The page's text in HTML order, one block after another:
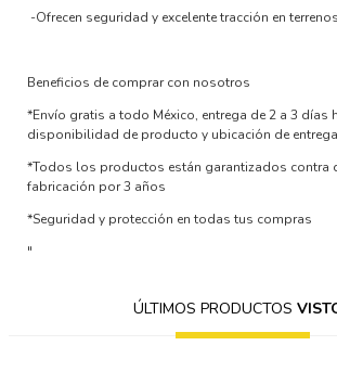
-Ofrecen seguridad y excelente tracción en
Beneficios de comprar con nosotros
*Envío gratis a todo México, entrega de 2 a 3 días
disponibilidad de producto y ubicación de
*Todos los productos están garantizados contra
fabricación por 3 años
*Seguridad y protección en todas tus compras
"
ÚLTIMOS PRODUCTOS